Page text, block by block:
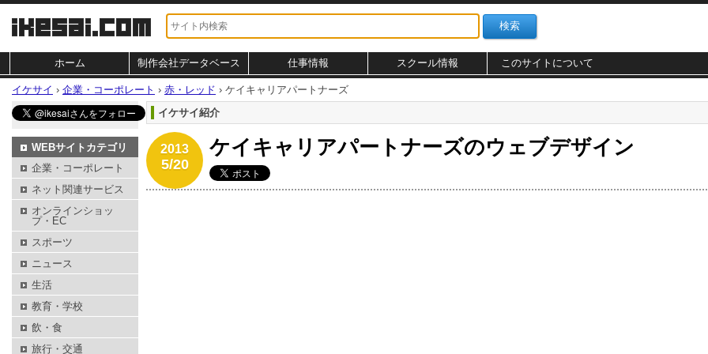
ホーム 制作会社データベース 仕事情報 スクール情報 このサイトについて
イケサイ › 企業・コーポレート › 赤・レッド › ケイキャリアパートナーズ
イケサイ紹介
2013
5/20
ケイキャリアパートナーズのウェブデザイン
WEBサイトカテゴリ
企業・コーポレート
ネット関連サービス
オンラインショッ
プ・EC
スポーツ
ニュース
生活
教育・学校
飲・食
旅行・交通